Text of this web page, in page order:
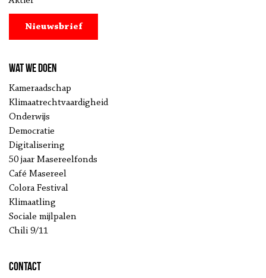
Nieuwsbrief
Wat we doen
Kameraadschap
Klimaatrechtvaardigheid
Onderwijs
Democratie
Digitalisering
50 jaar Masereelfonds
Café Masereel
Colora Festival
Klimaatling
Sociale mijlpalen
Chili 9/11
Contact